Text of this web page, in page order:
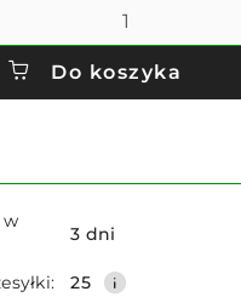
Do koszyka
w
3 dni
25